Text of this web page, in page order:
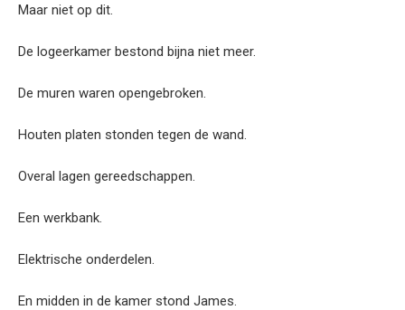
Maar niet op dit.
De logeerkamer bestond bijna niet meer.
De muren waren opengebroken.
Houten platen stonden tegen de wand.
Overal lagen gereedschappen.
Een werkbank.
Elektrische onderdelen.
En midden in de kamer stond James.